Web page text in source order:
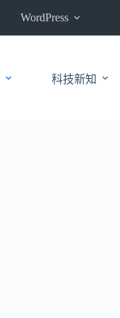
WordPress
科技新知